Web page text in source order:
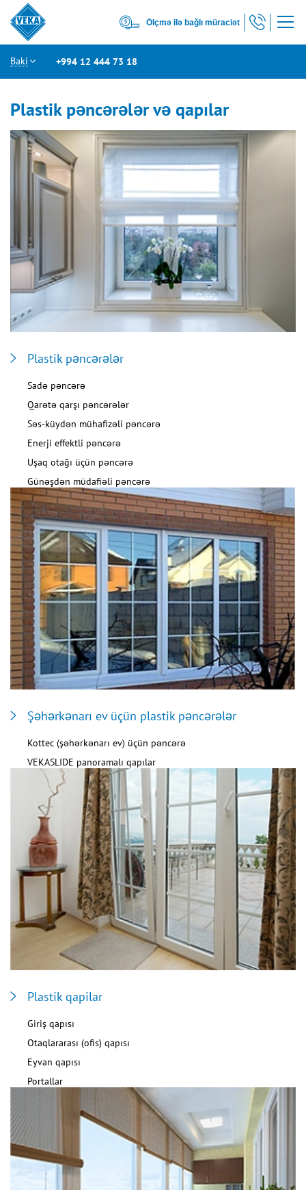
Ölçmə ilə bağlı müraciət
Baki +994 12 444 73 18
Plastik pəncərələr və qapılar
Plastik pəncərələr
Sadə pəncərə
Qarətə qarşı pəncərələr
Səs-küydən mühafizəli pəncərə
Enerji effektli pəncərə
Uşaq otağı üçün pəncərə
Günəşdən müdafiəli pəncərə
Şəhərkənarı ev üçün plastik pəncərələr
Kottec (şəhərkənarı ev) üçün pəncərə
VEKASLIDE panoramalı qapılar
Plastik qapilar
Giriş qapısı
Otaqlararası (ofis) qapısı
Eyvan qapısı
Portallar